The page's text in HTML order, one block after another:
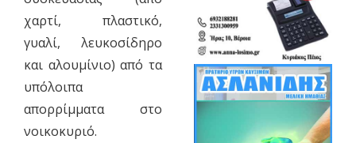
χαρτί, πλαστικό,
γυαλί, λευκοσίδηρο
και αλουμίνιο) από τα
υπόλοιπα
απορρίμματα στο
νοικοκυριό.